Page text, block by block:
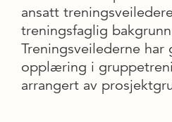
ansatt
treningsfaglig
Treningsveilederne
opplæring i
arrangert av